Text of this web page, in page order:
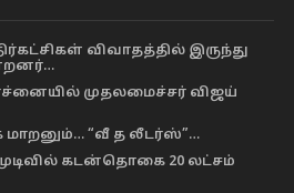
விவாதத்தில் இருந்து
முதலமைச்சர் விஜய்
மாறனும்… “வீ த லீடர்ஸ்”…
கடன்தொகை 20 லட்சம்